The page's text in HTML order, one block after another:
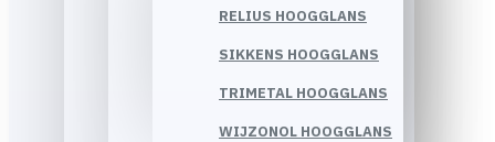
RELIUS HOOGGLANS
SIKKENS HOOGGLANS
TRIMETAL HOOGGLANS
WIJZONOL HOOGGLANS